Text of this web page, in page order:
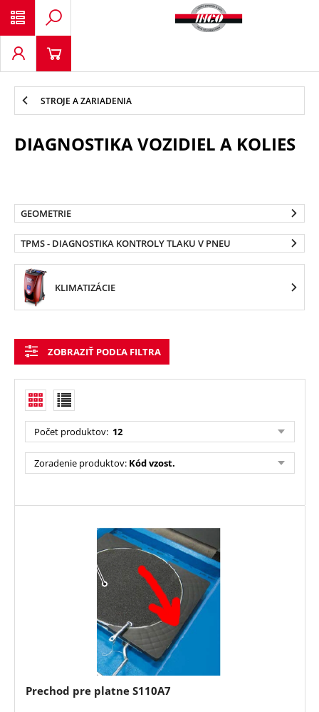
STROJE A ZARIADENIA
DIAGNOSTIKA VOZIDIEL A KOLIES
GEOMETRIE
TPMS - DIAGNOSTIKA KONTROLY TLAKU V PNEU
KLIMATIZÁCIE
ZOBRAZIŤ PODĽA FILTRA
Počet produktov: 12
Zoradenie produktov: Kód vzost.
Prechod pre platne S110A7